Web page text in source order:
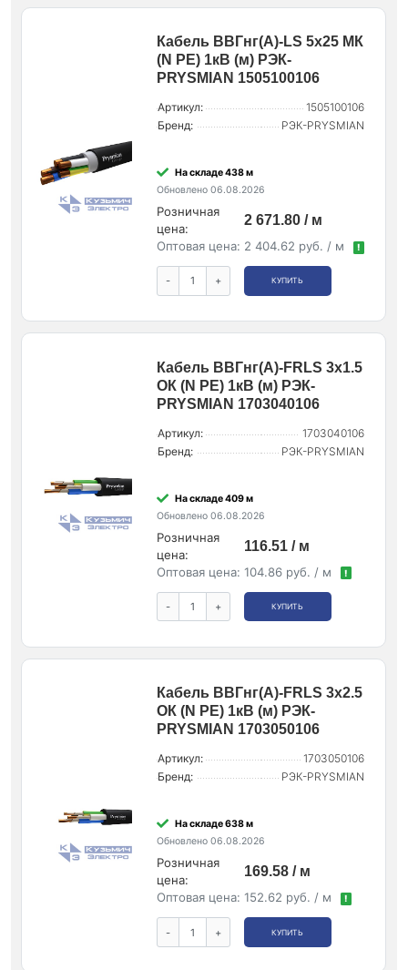
Кабель ВВГнг(А)-LS 5х25 МК
(N PE) 1кВ (м) РЭК-
PRYSMIAN 1505100106
Артикул:
1505100106
Бренд:
РЭК-PRYSMIAN
На складе 438 м
Обновлено 06.08.2026
Розничная
цена:
2 671.80 / м
Оптовая цена: 2 404.62 руб. / м !
- + КУПИТЬ
Кабель ВВГнг(А)-FRLS 3х1.5
ОК (N PE) 1кВ (м) РЭК-
PRYSMIAN 1703040106
Артикул:
1703040106
Бренд:
РЭК-PRYSMIAN
На складе 409 м
Обновлено 06.08.2026
Розничная
цена:
116.51 / м
Оптовая цена: 104.86 руб. / м !
- + КУПИТЬ
Кабель ВВГнг(А)-FRLS 3х2.5
ОК (N PE) 1кВ (м) РЭК-
PRYSMIAN 1703050106
Артикул:
1703050106
Бренд:
РЭК-PRYSMIAN
На складе 638 м
Обновлено 06.08.2026
Розничная
цена:
169.58 / м
Оптовая цена: 152.62 руб. / м !
- + КУПИТЬ